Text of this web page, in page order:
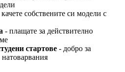
собствените си модели с
- плащате за действително
стартове - добро за